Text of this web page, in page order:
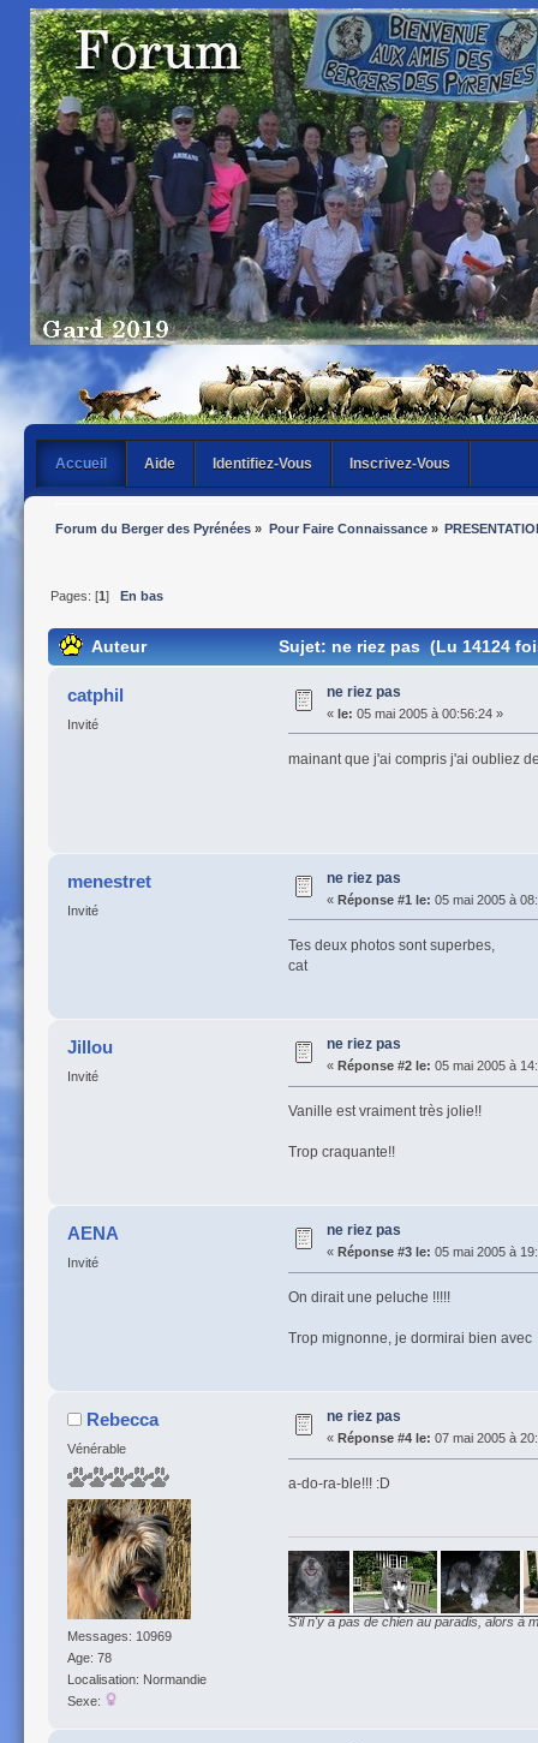
Accueil Aide Identifiez-Vous Inscrivez-Vous
Forum du Berger des Pyrénées » Pour Faire Connaissance»
Pages: [1] En bas
Auteur Sujet: ne riez pas (Lu 14124
catphil
Invité
ne riez pas
« le: 05 mai 2005 à 00:56:24 »
mainant que j'ai compris j'ai oubliez
menestret
Invité
ne riez pas
« Réponse #1 le: 05 mai 2005 à
Tes deux photos sont superbes,
cat
Jillou
Invité
ne riez pas
« Réponse #2 le: 05 mai 2005 à
Vanille est vraiment très jolie!!
Trop craquante!!
AENA
Invité
ne riez pas
« Réponse #3 le: 05 mai 2005 à
On dirait une peluche !!!!!
Trop mignonne, je dormirai bien
Rebecca
Vénérable
Messages: 10969
Age: 78
Localisation: Normandie
Sexe:
ne riez pas
« Réponse #4 le: 07 mai 2005 à
a-do-ra-ble!!! :D
S'il n'y a pas de chien au paradis, alors à